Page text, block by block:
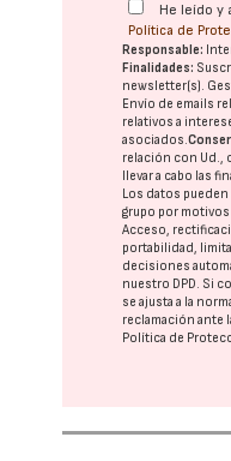
He leído y
Política de
Responsable:
Finalidades:
newsletter(s).
Envío de emails
relativos a
asociados.
relación con Ud.,
llevar a cabo las
Los datos
grupo por
Acceso,
portabilidad,
decisiones
nuestro DPD. Si
se ajusta a la
reclamación ante
Política de